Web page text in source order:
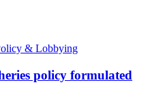
& Lobbying
policy formulated